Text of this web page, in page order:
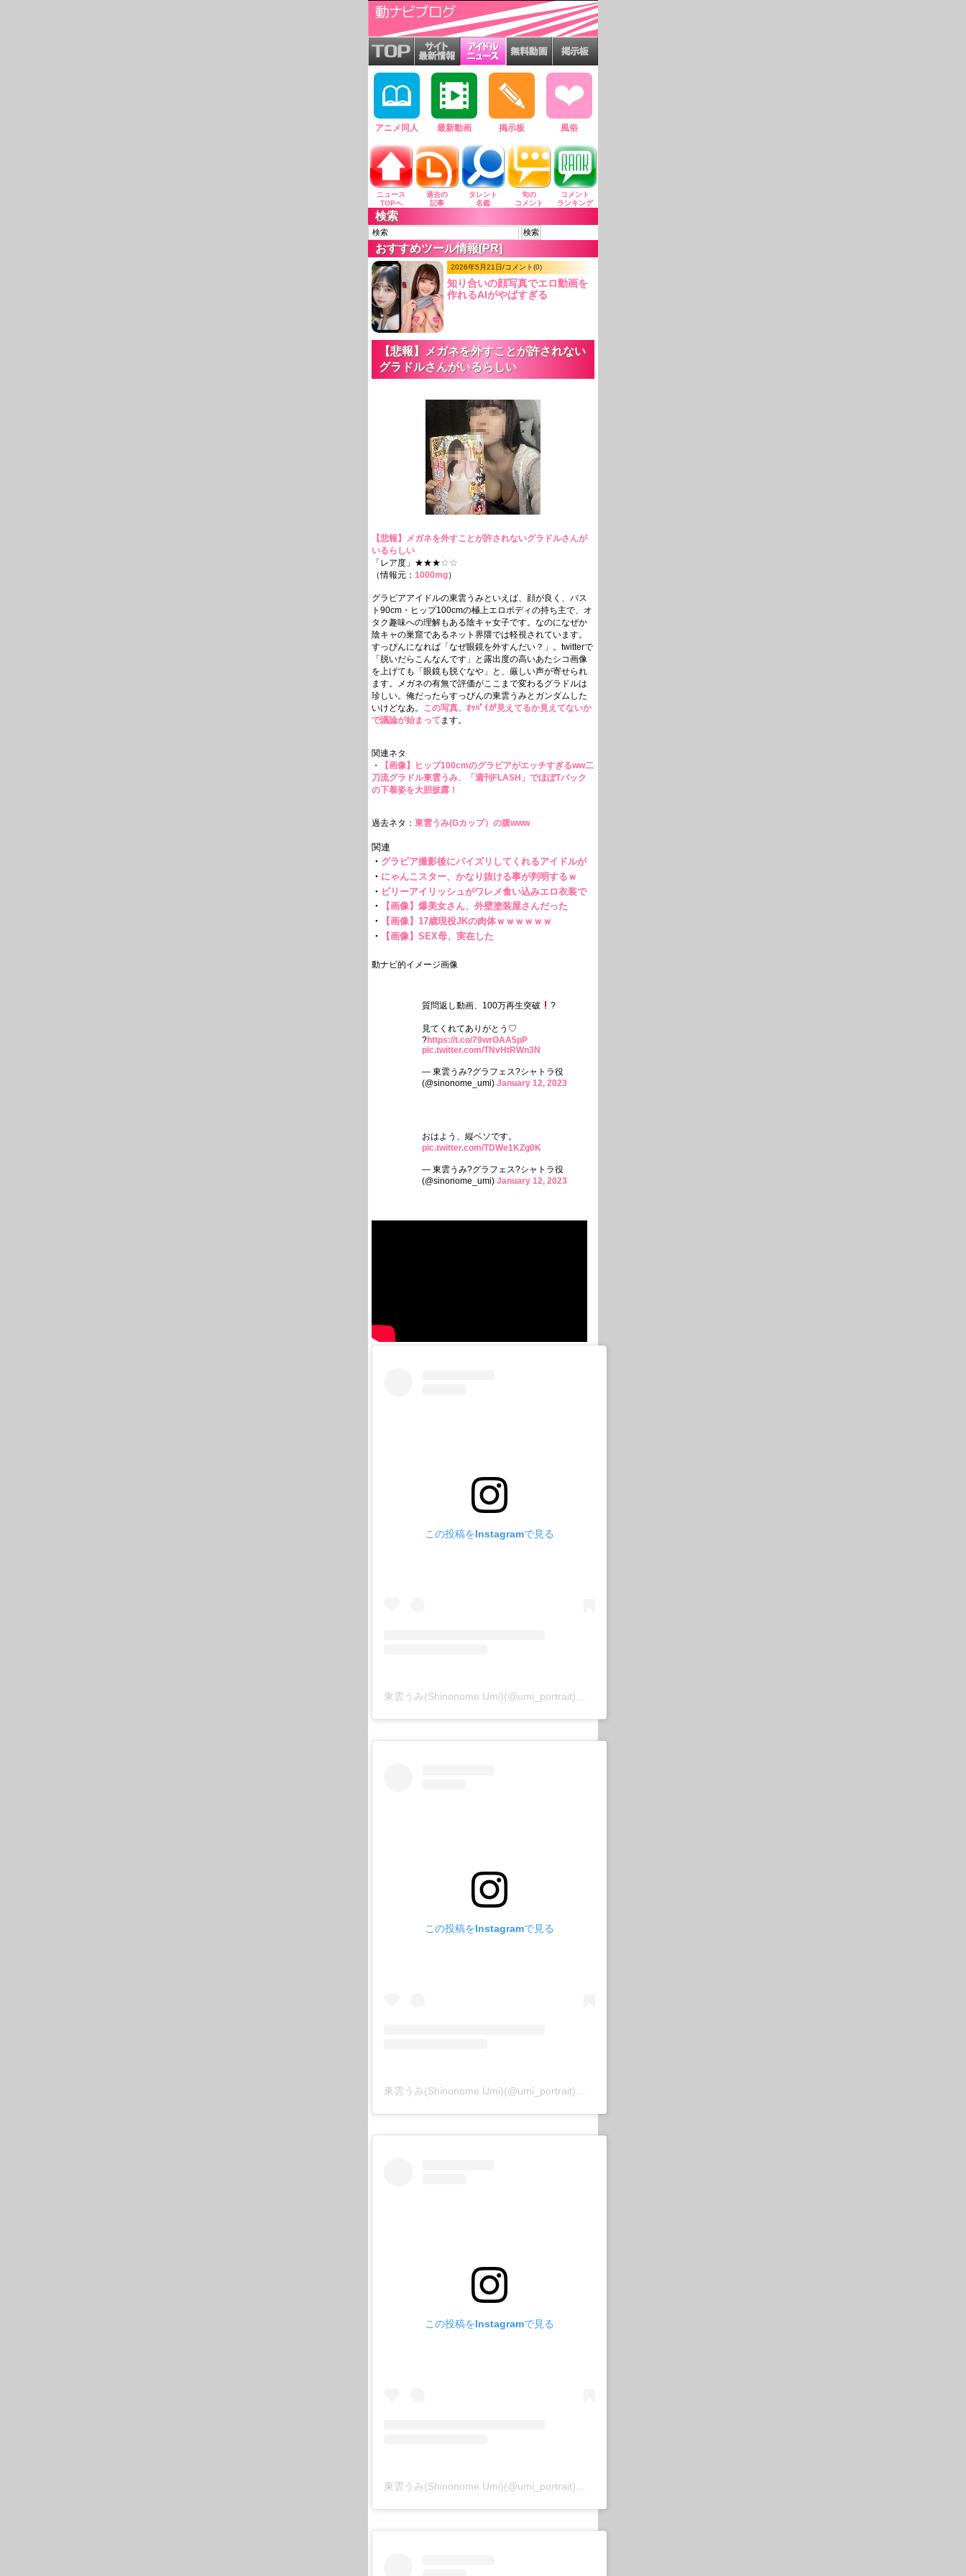
アニメ同人 最新動画 掲示板 風俗
ニュース
TOPへ
過去の
記事
タレント
名鑑
旬の
コメント
コメント
ランキング
検索
おすすめツール情報[PR]
2026年5月21日/コメント(0)
知り合いの顔写真でエロ動画を
作れるAIがやばすぎる
【悲報】メガネを外すことが許されない
グラドルさんがいるらしい
【悲報】メガネを外すことが許されないグラドルさんが
いるらしい
「レア度」★★★☆☆
（情報元： 1000mg）
グラビアアイドルの東雲うみといえば、顔が良く、バス
ト90cm・ヒップ100cmの極上エロボディの持ち主で、オ
タク趣味への理解もある陰キャ女子です。なのになぜか
陰キャの巣窟であるネット界隈では軽視されています。
すっぴんになれば「なぜ眼鏡を外すんだい？」。twitterで
「脱いだらこんなんです」と露出度の高いあたシコ画像
を上げても「眼鏡も脱ぐなや」と、厳しい声が寄せられ
ます。メガネの有無で評価がここまで変わるグラドルは
珍しい。俺だったらすっぴんの東雲うみとガンダムした
いけどなあ。 この写真、ｵｯﾊﾟｲが見えてるか見えてないか
で議論が始まって ます。
関連ネタ
・
【画像】ヒップ100cmのグラビアがエッチすぎるww二
刀流グラドル東雲うみ、「週刊FLASH」でほぼTバック
の下着姿を大胆披露！
過去ネタ： 東雲うみ(Gカップ）の腹www
動ナビ的イメージ画像
質問返し動画、100万再生突破 ?
見てくれてありがとう♡
?https://t.co/79wrOAA5pP
pic.twitter.com/TNvHtRWn3N
— 東雲うみ?グラフェス?シャトラ役
(@sinonome_umi) January 12, 2023
おはよう、縦ベソです。
pic.twitter.com/TDWe1KZg0K
— 東雲うみ?グラフェス?シャトラ役
(@sinonome_umi) January 12, 2023
この投稿をInstagramで見る
この投稿をInstagramで見る
東雲うみ(Shinonome Umi)(@umi_portrait)がシェアした投稿
この投稿をInstagramで見る